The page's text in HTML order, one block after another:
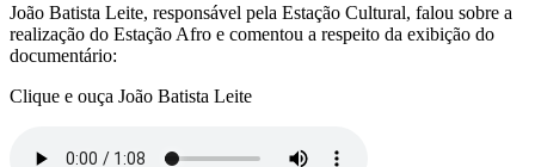
João Batista Leite, responsável pela Estação Cultural, falou sobre a
realização do Estação Afro e comentou a respeito da exibição do
documentário:
Clique e ouça João Batista Leite